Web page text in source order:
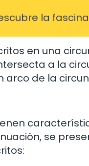
la
en una
a la
arco de la
se